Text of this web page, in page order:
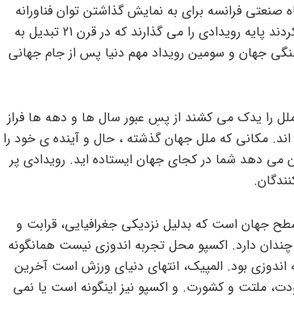
نمایشگاه صنعتی فرانسه برای به نمایش گذاشتن توان فناورانه
فرانسه گذاشته شد برگزار کنندگان آن فکر نمی کردند پایه رویدادی را می گذارند که در قرن 21 تبدیل به
جهان و سومین رویداد مهم دنیا پس از جام جهانی
را یدک می کشند از پسِ عبور سال ها و دهه ها فراز
مکانی که ملل جهان گذشته ، حال و آینده ی خود را
دهد شما در کجای جهان ایستاده اید. رویدادی پر
جهان است که بدلیل نزدیکی جغرافیایی، قرابت و
دارد. اکسپو محل تجربه اندوزی نیست همانگونه
اندوزی بود. المپیک، انتهای دنیای ورزش است آخرین
ملتت و کشورت. و اکسپو نیز اینگونه است یا نمی